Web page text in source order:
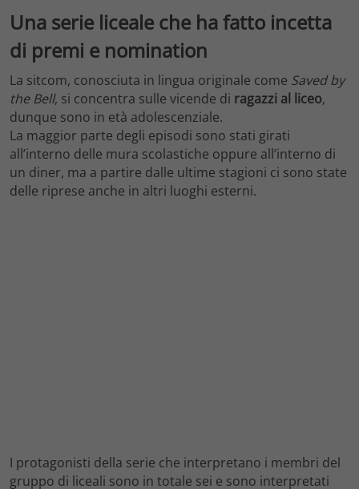
Una serie liceale che ha fatto incetta
di premi e nomination
La sitcom, conosciuta in lingua originale come Saved by
the Bell, si concentra sulle vicende di ragazzi al liceo,
dunque sono in età adolescenziale.
La maggior parte degli episodi sono stati girati
all’interno delle mura scolastiche oppure all’interno di
un diner, ma a partire dalle ultime stagioni ci sono state
delle riprese anche in altri luoghi esterni.
I protagonisti della serie che interpretano i membri del
gruppo di liceali sono in totale sei e sono interpretati